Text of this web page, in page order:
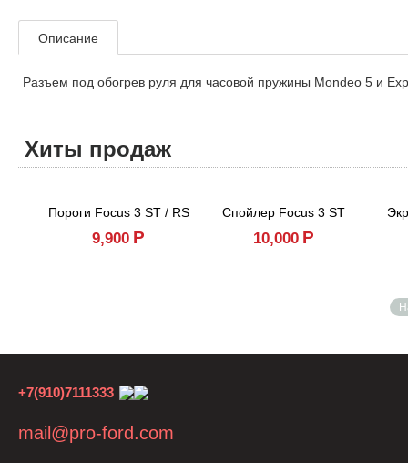
Описание
Разъем под обогрев руля для часовой пружины Mondeo 5 и
Хиты продаж
Пороги Focus 3 ST / RS
9,900 Р
Спойлер Focus 3 ST
10,000 Р
+7(910)7111333
mail@pro-ford.com